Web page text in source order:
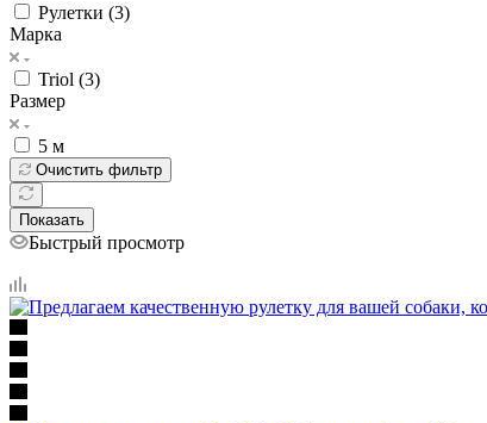
Рулетки (3)
Марка
Triol (3)
Размер
5 м
Очистить фильтр
Показать
Быстрый просмотр